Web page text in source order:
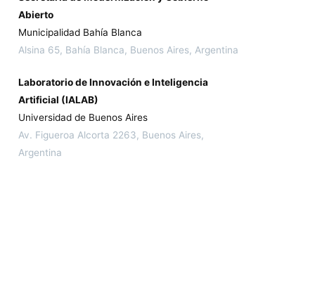
Abierto
Municipalidad Bahía Blanca
Alsina 65, Bahía Blanca, Buenos Aires, Argentina
Laboratorio de Innovación e Inteligencia
Artificial (IALAB)
Universidad de Buenos Aires
Av. Figueroa Alcorta 2263, Buenos Aires,
Argentina